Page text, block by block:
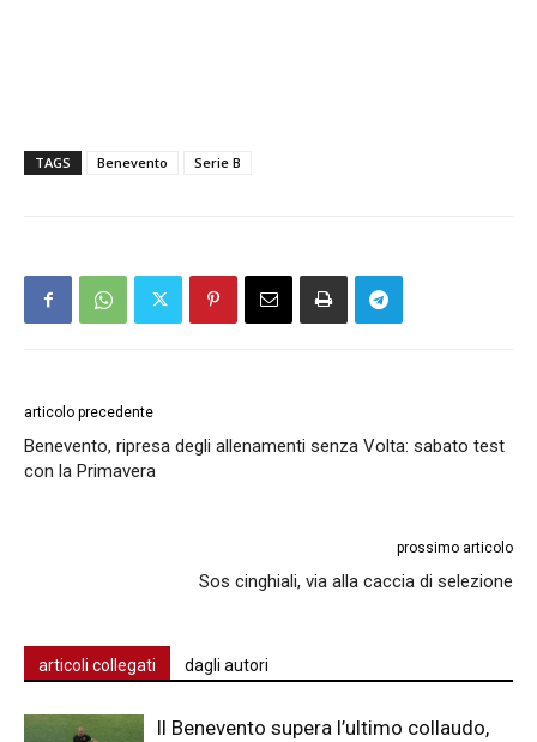
TAGS Benevento Serie B
articolo precedente
Benevento, ripresa degli allenamenti senza Volta: sabato test
con la Primavera
prossimo articolo
Sos cinghiali, via alla caccia di selezione
articoli collegati dagli autori
Il Benevento supera l’ultimo collaudo,